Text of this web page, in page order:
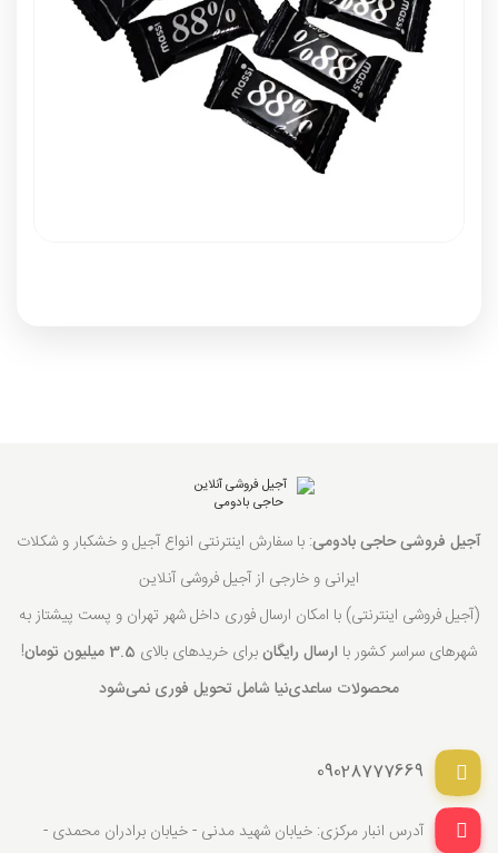
آجیل فروشی حاجی بادومی: با سفارش اینترنتی انواع آجیل و خشکبار و شکلات
ایرانی و خارجی از آجیل فروشی آنلاین
(آجیل فروشی اینترنتی) با امکان ارسال فوری داخل شهر تهران و پست پیشتاز به
شهرهای سراسر کشور با ارسال رایگانبرای خریدهای بالای 3.5 میلیون تومان
!
محصولات ساعدی‌نیا شامل تحویل فوری نمی‌شود
09028777669
آدرس انبار مرکزی: خیابان شهید مدنی - خیابان برادران محمدی -